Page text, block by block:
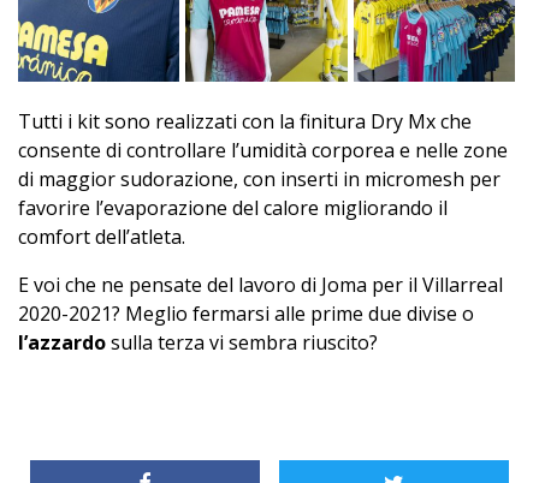
Tutti i kit sono realizzati con la finitura Dry Mx che
consente di controllare l’umidità corporea e nelle zone
di maggior sudorazione, con inserti in micromesh per
favorire l’evaporazione del calore migliorando il
comfort dell’atleta.
E voi che ne pensate del lavoro di Joma per il Villarreal
2020-2021? Meglio fermarsi alle prime due divise o
l’azzardosulla terza vi sembra riuscito?